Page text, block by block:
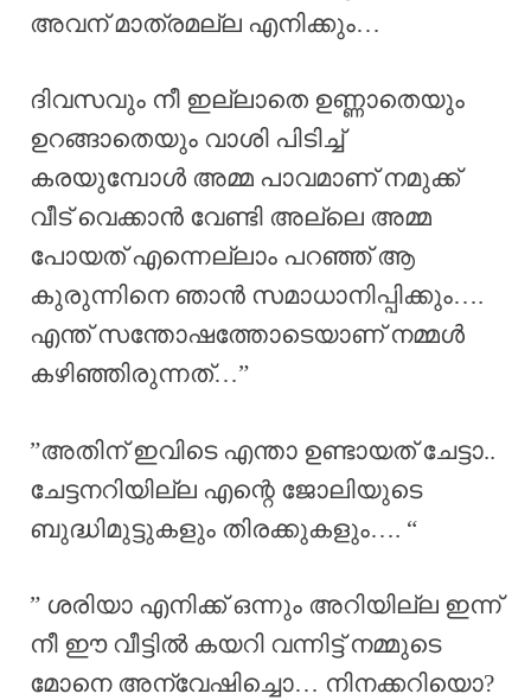
അവന് മാത്രമല്ല എനിക്കും…
ദിവസവും നീ ഇല്ലാതെ ഉണ്ണാതെയും
ഉറങ്ങാതെയും വാശി പിടിച്ച്
കരയുമ്പോൾ അമ്മ പാവമാണ് നമുക്ക്
വീട് വെക്കാൻ വേണ്ടി അല്ലെ അമ്മ
പോയത് എന്നെല്ലാം പറഞ്ഞ് ആ
കുരുന്നിനെ ഞാൻ സമാധാനിപ്പിക്കും….
എന്ത് സന്തോഷത്തോടെയാണ് നമ്മൾ
കഴിഞ്ഞിരുന്നത്…”
”അതിന് ഇവിടെ എന്താ ഉണ്ടായത് ചേട്ടാ..
ചേട്ടനറിയില്ല എന്റെ ജോലിയുടെ
ബുദ്ധിമുട്ടുകളും തിരക്കുകളും…. “
” ശരിയാ എനിക്ക് ഒന്നും അറിയില്ല ഇന്ന്
നീ ഈ വീട്ടിൽ കയറി വന്നിട്ട് നമ്മുടെ
മോനെ അന്വേഷിച്ചൊ… നിനക്കറിയൊ?